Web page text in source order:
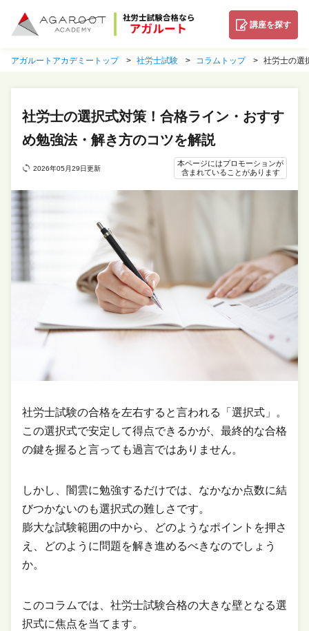
講座を探す
アガルートアカデミートップ 社労士試験 コラムトップ 社労士の選
社労士の選択式対策！合格ライン・おすす
め勉強法・解き方のコツを解説
2026年05月29日更新
本ページにはプロモーションが
含まれていることがあります
社労士試験の合格を左右すると言われる「選択式」。
この選択式で安定して得点できるかが、最終的な合格
の鍵を握ると言っても過言ではありません。
しかし、闇雲に勉強するだけでは、なかなか点数に結
びつかないのも選択式の難しさです。
膨大な試験範囲の中から、どのようなポイントを押さ
え、どのように問題を解き進めるべきなのでしょう
か。
このコラムでは、社労士試験合格の大きな壁となる選
択式に焦点を当てます。